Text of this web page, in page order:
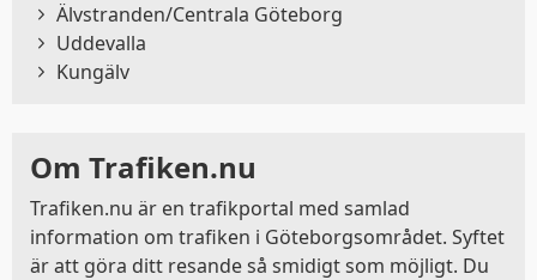
Visa detaljer Tillåt alla
Älvstranden/Centrala Göteborg
Uddevalla
Kungälv
Om Trafiken.nu
Trafiken.nu är en trafikportal med samlad
information om trafiken i Göteborgsområdet. Syftet
är att göra ditt resande så smidigt som möjligt. Du